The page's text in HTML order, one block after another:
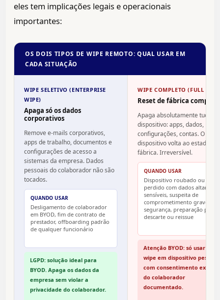
eles tem implicações legais e operacionais
importantes:
OS DOIS TIPOS DE WIPE REMOTO: QUAL USAR EM
CADA SITUAÇÃO
WIPE SELETIVO (ENTERPRISE
WIPE)
Apaga só os dados
corporativos
Remove e-mails corporativos,
apps de trabalho, documentos e
configurações de acesso a
sistemas da empresa. Dados
pessoais do colaborador não são
tocados.
QUANDO USAR
Desligamento de colaborador
em BYOD, fim de contrato de
prestador, offboarding padrão
de qualquer funcionário
LGPD: solução ideal para
BYOD. Apaga os dados da
empresa sem violar a
privacidade do colaborador.
WIPE COMPLETO (FULL
Reset de fábrica
Apaga absolutamente tudo no
dispositivo: apps, dados,
configurações, contas. O
dispositivo volta ao estado de
fábrica. Irreversível.
QUANDO USAR
Dispositivo roubado ou
perdido com dados
sensíveis, suspeita de
comprometimento grave de
segurança, preparação para
descarte ou reissue
Atenção BYOD: só usar full
wipe em dispositivo pessoal
com consentimento
do colaborador
documentado.